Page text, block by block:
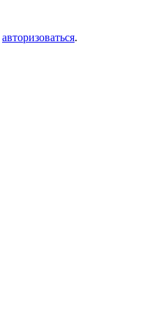
авторизоваться.